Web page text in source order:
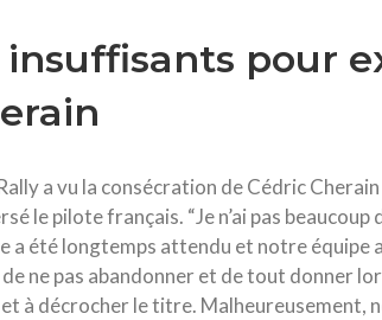
insuffisants pour
a vu la consécration de Cédric
le pilote français. “Je n’ai pas
a été longtemps attendu et notre équipe
ne pas abandonner et de tout donner
à décrocher le titre. Malheureusement,